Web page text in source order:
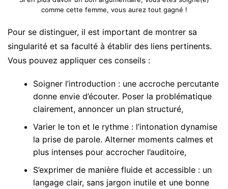
comme cette femme, vous aurez tout gagné !
Pour se distinguer, il est important de montrer sa
singularité et sa faculté à établir des liens pertinents.
Vous pouvez appliquer ces conseils :
Soigner l’introduction : une accroche percutante
donne envie d’écouter. Poser la problématique
clairement, annoncer un plan structuré,
Varier le ton et le rythme : l’intonation dynamise
la prise de parole. Alterner moments calmes et
plus intenses pour accrocher l’auditoire,
S’exprimer de manière fluide et accessible : un
langage clair, sans jargon inutile et une bonne